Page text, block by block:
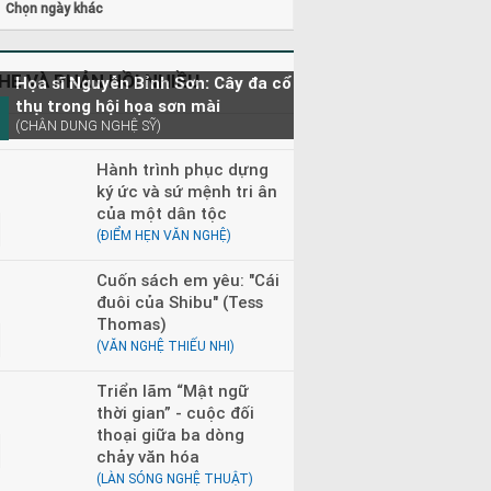
Chọn ngày khác
VÀ PHẢN HỒI NHIỀU
Họa sĩ Nguyễn Bỉnh Sơn: Cây đa cổ
thụ trong hội họa sơn mài
(CHÂN DUNG NGHỆ SỸ)
Hành trình phục dựng
ký ức và sứ mệnh tri ân
của một dân tộc
(ĐIỂM HẸN VĂN NGHỆ)
Cuốn sách em yêu: "Cái
đuôi của Shibu" (Tess
Thomas)
(VĂN NGHỆ THIẾU NHI)
Triển lãm “Mật ngữ
thời gian” - cuộc đối
thoại giữa ba dòng
chảy văn hóa
(LÀN SÓNG NGHỆ THUẬT)